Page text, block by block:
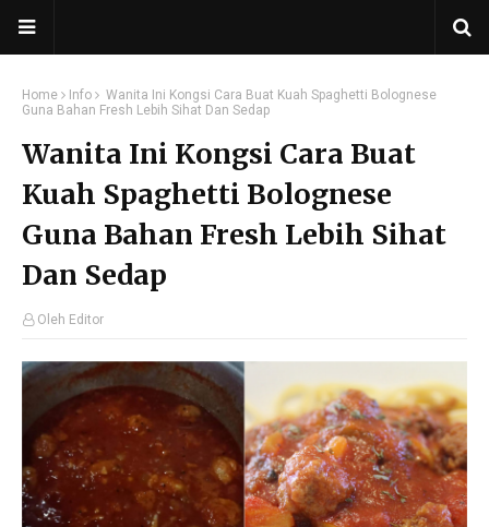
Home Info
Wanita Ini Kongsi Cara Buat Kuah Spaghetti Bolognese
Guna Bahan Fresh Lebih Sihat Dan Sedap
Wanita Ini Kongsi Cara Buat
Kuah Spaghetti Bolognese
Guna Bahan Fresh Lebih Sihat
Dan Sedap
Oleh Editor